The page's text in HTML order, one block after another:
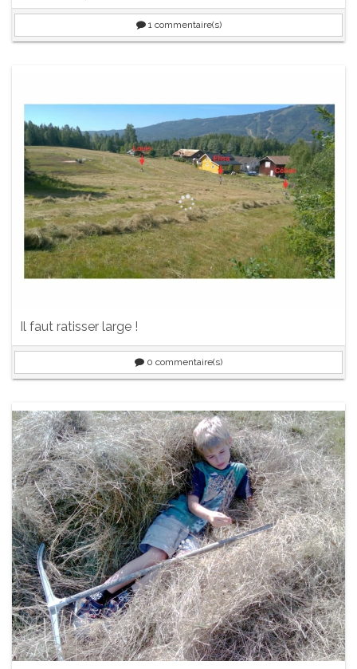
1commentaire(s)
Il faut ratisser large !
0 commentaire(s)